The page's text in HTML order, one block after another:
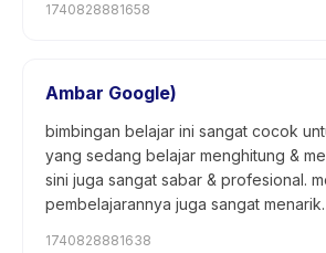
1740828881658
Ambar Google)
bimbingan belajar ini sangat cocok
yang sedang belajar menghitung &
sini juga sangat sabar & profesional.
pembelajarannya juga sangat menarik.
1740828881638